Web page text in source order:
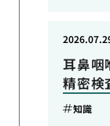
耳鼻咽
精密検
知識